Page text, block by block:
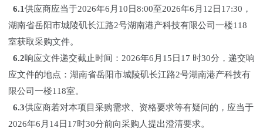
6.1供应商应当于2026年6月10日8:00至2026年6月12日17:30，
湖南省岳阳市城陵矶长江路2号湖南港产科技有限公司一楼118
室获取采购文件。
6.2响应文件递交截止时间：2026年6月15日17 时30分，递交响
应文件的地点：湖南省岳阳市城陵矶长江路2号湖南港产科技有
限公司一楼118室。
6.3供应商若对本项目采购需求、资格要求等有疑问的，应当于
2026年6月14日17时30分前向采购人提出澄清要求。